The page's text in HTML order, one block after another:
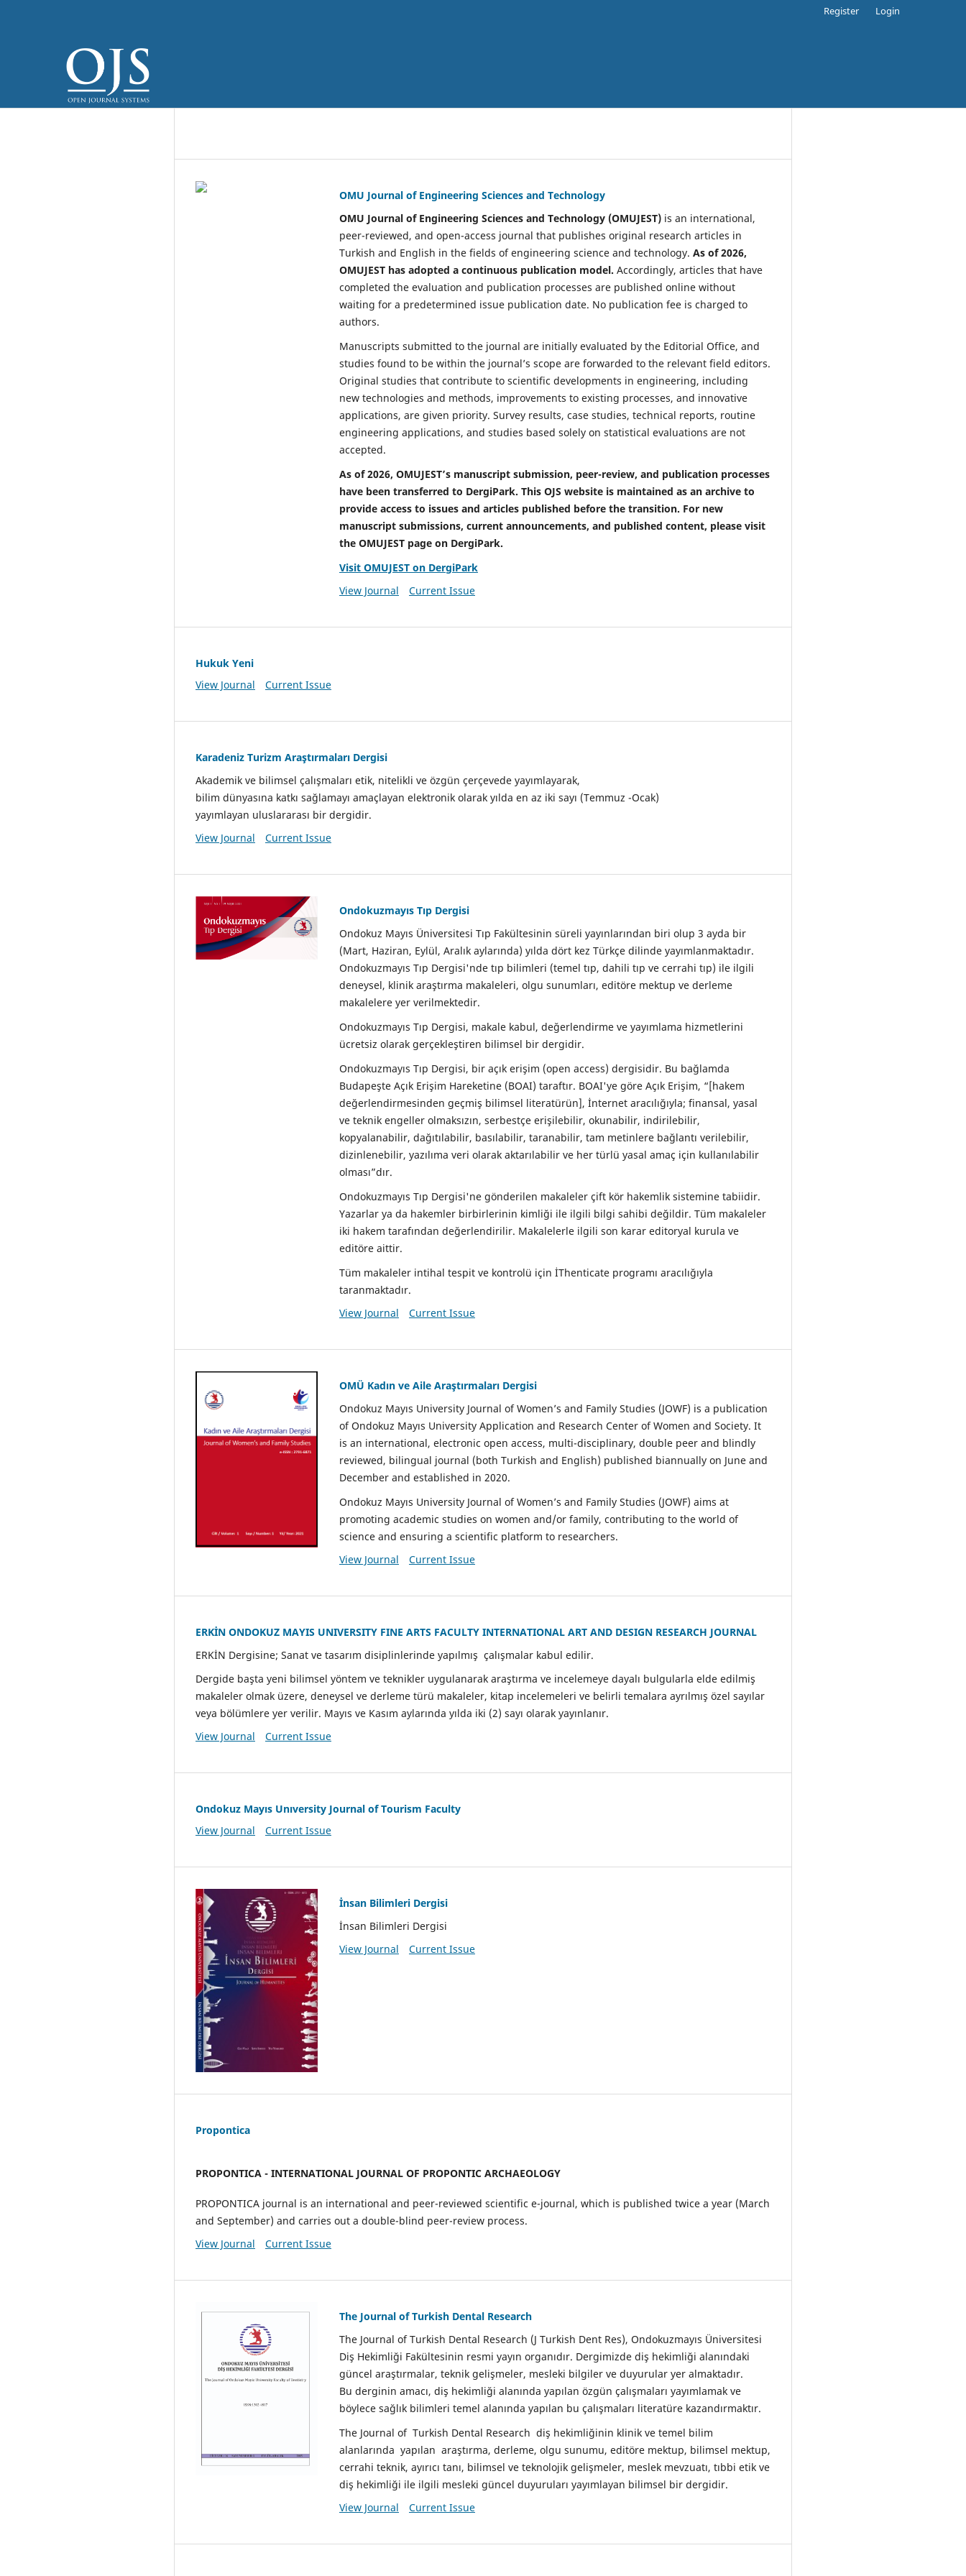
Register Login
OMU Journal of Engineering Sciences and Technology
OMU Journal of Engineering Sciences and Technology (OMUJEST) is an international,
peer-reviewed, and open-access journal that publishes original research articles in
Turkish and English in the fields of engineering science and technology. As of 2026,
OMUJEST has adopted a continuous publication model. Accordingly, articles that have
completed the evaluation and publication processes are published online without
waiting for a predetermined issue publication date. No publication fee is charged to
authors.
Manuscripts submitted to the journal are initially evaluated by the Editorial Office, and
studies found to be within the journal’s scope are forwarded to the relevant field editors.
Original studies that contribute to scientific developments in engineering, including
new technologies and methods, improvements to existing processes, and innovative
applications, are given priority. Survey results, case studies, technical reports, routine
engineering applications, and studies based solely on statistical evaluations are not
accepted.
As of 2026, OMUJEST’s manuscript submission, peer-review, and publication processes
have been transferred to DergiPark. This OJS website is maintained as an archive to
provide access to issues and articles published before the transition. For new
manuscript submissions, current announcements, and published content, please visit
the OMUJEST page on DergiPark.
Visit OMUJEST on DergiPark
View Journal
Current Issue
Hukuk Yeni
View Journal
Current Issue
Karadeniz Turizm Araştırmaları Dergisi
Akademik ve bilimsel çalışmaları etik, nitelikli ve özgün çerçevede yayımlayarak,
bilim dünyasına katkı sağlamayı amaçlayan elektronik olarak yılda en az iki sayı (Temmuz -Ocak)
yayımlayan uluslararası bir dergidir.
View Journal
Current Issue
Ondokuzmayıs Tıp Dergisi
Ondokuz Mayıs Üniversitesi Tıp Fakültesinin süreli yayınlarından biri olup 3 ayda bir
(Mart, Haziran, Eylül, Aralık aylarında) yılda dört kez Türkçe dilinde yayımlanmaktadır.
Ondokuzmayıs Tıp Dergisi'nde tıp bilimleri (temel tıp, dahili tıp ve cerrahi tıp) ile ilgili
deneysel, klinik araştırma makaleleri, olgu sunumları, editöre mektup ve derleme
makalelere yer verilmektedir.
Ondokuzmayıs Tıp Dergisi, makale kabul, değerlendirme ve yayımlama hizmetlerini
ücretsiz olarak gerçekleştiren bilimsel bir dergidir.
Ondokuzmayıs Tıp Dergisi, bir açık erişim (open access) dergisidir. Bu bağlamda
Budapeşte Açık Erişim Hareketine (BOAI) taraftır. BOAI'ye göre Açık Erişim, “[hakem
değerlendirmesinden geçmiş bilimsel literatürün], İnternet aracılığıyla; finansal, yasal
ve teknik engeller olmaksızın, serbestçe erişilebilir, okunabilir, indirilebilir,
kopyalanabilir, dağıtılabilir, basılabilir, taranabilir, tam metinlere bağlantı verilebilir,
dizinlenebilir, yazılıma veri olarak aktarılabilir ve her türlü yasal amaç için kullanılabilir
olması”dır.
Ondokuzmayıs Tıp Dergisi'ne gönderilen makaleler çift kör hakemlik sistemine tabiidir.
Yazarlar ya da hakemler birbirlerinin kimliği ile ilgili bilgi sahibi değildir. Tüm makaleler
iki hakem tarafından değerlendirilir. Makalelerle ilgili son karar editoryal kurula ve
editöre aittir.
Tüm makaleler intihal tespit ve kontrolü için İThenticate programı aracılığıyla
taranmaktadır.
View Journal
Current Issue
OMÜ Kadın ve Aile Araştırmaları Dergisi
Ondokuz Mayıs University Journal of Women’s and Family Studies (JOWF) is a publication
of Ondokuz Mayıs University Application and Research Center of Women and Society. It
is an international, electronic open access, multi-disciplinary, double peer and blindly
reviewed, bilingual journal (both Turkish and English) published biannually on June and
December and established in 2020.
Ondokuz Mayıs University Journal of Women’s and Family Studies (JOWF) aims at
promoting academic studies on women and/or family, contributing to the world of
science and ensuring a scientific platform to researchers.
View Journal
Current Issue
ERKİN ONDOKUZ MAYIS UNIVERSITY FINE ARTS FACULTY INTERNATIONAL ART AND DESIGN RESEARCH JOURNAL
ERKİN Dergisine; Sanat ve tasarım disiplinlerinde yapılmış çalışmalar kabul edilir.
Dergide başta yeni bilimsel yöntem ve teknikler uygulanarak araştırma ve incelemeye dayalı bulgularla elde edilmiş
makaleler olmak üzere, deneysel ve derleme türü makaleler, kitap incelemeleri ve belirli temalara ayrılmış özel sayılar
veya bölümlere yer verilir. Mayıs ve Kasım aylarında yılda iki (2) sayı olarak yayınlanır.
View Journal
Current Issue
Ondokuz Mayıs Unıversity Journal of Tourism Faculty
View Journal
Current Issue
İnsan Bilimleri Dergisi
İnsan Bilimleri Dergisi
View Journal
Current Issue
Propontica
PROPONTICA - INTERNATIONAL JOURNAL OF PROPONTIC ARCHAEOLOGY
PROPONTICA journal is an international and peer-reviewed scientific e-journal, which is published twice a year (March
and September) and carries out a double-blind peer-review process.
View Journal
Current Issue
The Journal of Turkish Dental Research
The Journal of Turkish Dental Research (J Turkish Dent Res), Ondokuzmayıs Üniversitesi
Diş Hekimliği Fakültesinin resmi yayın organıdır. Dergimizde diş hekimliği alanındaki
güncel araştırmalar, teknik gelişmeler, mesleki bilgiler ve duyurular yer almaktadır.
Bu derginin amacı, diş hekimliği alanında yapılan özgün çalışmaları yayımlamak ve
böylece sağlık bilimleri temel alanında yapılan bu çalışmaları literatüre kazandırmaktır.
The Journal of Turkish Dental Research diş hekimliğinin klinik ve temel bilim
alanlarında yapılan araştırma, derleme, olgu sunumu, editöre mektup, bilimsel mektup,
cerrahi teknik, ayırıcı tanı, bilimsel ve teknolojik gelişmeler, meslek mevzuatı, tıbbi etik ve
diş hekimliği ile ilgili mesleki güncel duyuruları yayımlayan bilimsel bir dergidir.
View Journal
Current Issue